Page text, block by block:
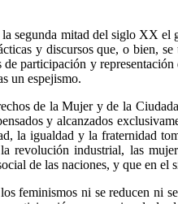
segunda mitad del siglo XX el
y discursos que, o bien,
participación y
un espejismo.
de la Mujer y de la
y alcanzados
la igualdad y la fraternidad
revolución industrial, las
de las naciones, y que en
feminismos ni se reducen ni